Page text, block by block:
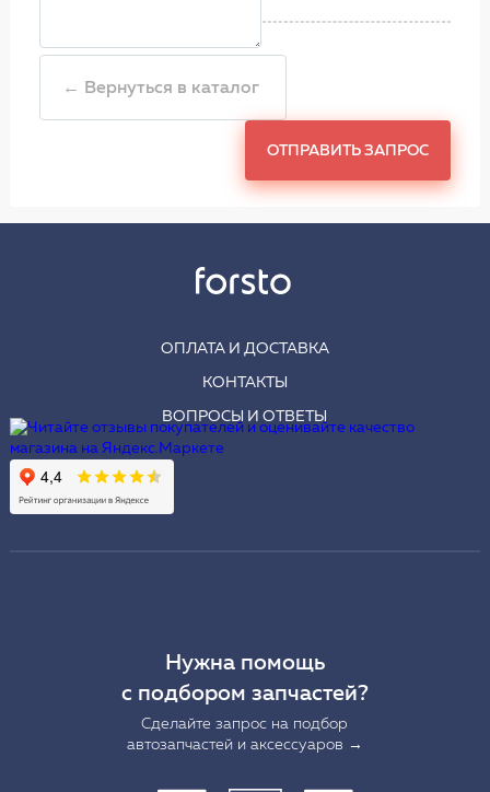
← Вернуться в каталог
ОТПРАВИТЬ ЗАПРОС
ОПЛАТА И ДОСТАВКА
КОНТАКТЫ
ВОПРОСЫ И ОТВЕТЫ
Нужна помощь
с подбором запчастей?
Сделайте запрос на подбор
автозапчастей и аксессуаров →